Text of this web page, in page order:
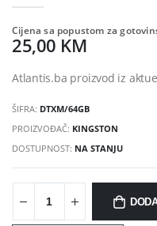
Cijena sa popustom za
25,00 KM
Atlantis.ba proizvod iz
ŠIFRA: DTXM/64GB
PROIZVOĐAČ: KINGSTON
DOSTUPNOST: NA STANJU